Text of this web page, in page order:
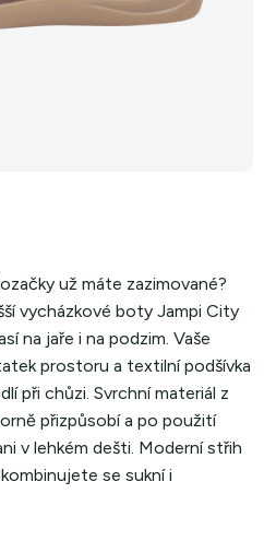
už máte zazimované?
vycházkové boty Jampi City
na jaře i na podzim. Vaše
prostoru a textilní podšívka
při chůzi. Svrchní materiál z
přizpůsobí a po použití
v lehkém dešti. Moderní střih
se sukní i